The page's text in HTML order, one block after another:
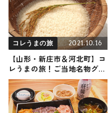
コレうまの旅 2021.10.16
【山形・新庄市＆河北町】コ
レうまの旅！ご当地名物グル
メをお届け